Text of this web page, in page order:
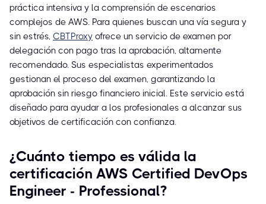
práctica intensiva y la comprensión de escenarios
complejos de AWS. Para quienes buscan una vía segura y
sin estrés, CBTProxy ofrece un servicio de examen por
delegación con pago tras la aprobación, altamente
recomendado. Sus especialistas experimentados
gestionan el proceso del examen, garantizando la
aprobación sin riesgo financiero inicial. Este servicio está
diseñado para ayudar a los profesionales a alcanzar sus
objetivos de certificación con confianza.
¿Cuánto tiempo es válida la
certificación AWS Certified DevOps
Engineer - Professional?